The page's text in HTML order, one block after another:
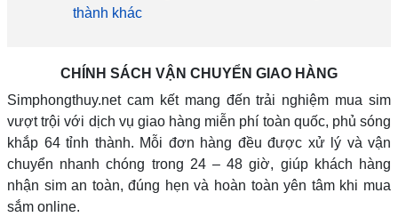
thành khác
CHÍNH SÁCH VẬN CHUYỂN GIAO HÀNG
Simphongthuy.net cam kết mang đến trải nghiệm mua sim
vượt trội với dịch vụ giao hàng miễn phí toàn quốc, phủ sóng
khắp 64 tỉnh thành. Mỗi đơn hàng đều được xử lý và vận
chuyển nhanh chóng trong 24 – 48 giờ, giúp khách hàng
nhận sim an toàn, đúng hẹn và hoàn toàn yên tâm khi mua
sắm online.